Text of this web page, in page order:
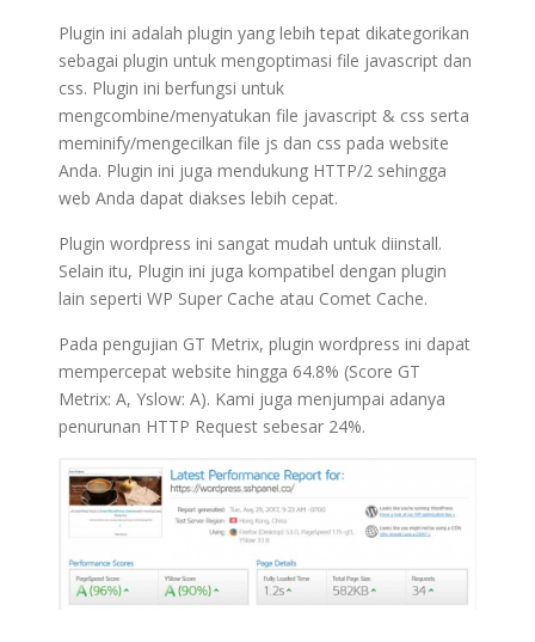
Plugin ini adalah plugin yang lebih tepat dikategorikan
sebagai plugin untuk mengoptimasi file javascript dan
css. Plugin ini berfungsi untuk
mengcombine/menyatukan file javascript & css serta
meminify/mengecilkan file js dan css pada website
Anda. Plugin ini juga mendukung HTTP/2 sehingga
web Anda dapat diakses lebih cepat.
Plugin wordpress ini sangat mudah untuk diinstall.
Selain itu, Plugin ini juga kompatibel dengan plugin
lain seperti WP Super Cache atau Comet Cache.
Pada pengujian GT Metrix, plugin wordpress ini dapat
mempercepat website hingga 64.8% (Score GT
Metrix: A, Yslow: A). Kami juga menjumpai adanya
penurunan HTTP Request sebesar 24%.